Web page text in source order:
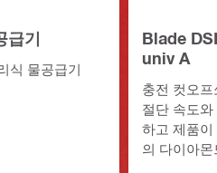
급기
식 물공급기
Blade
univ A
충전 컷오
절단 속도
하고 제품이
의 다이아몬